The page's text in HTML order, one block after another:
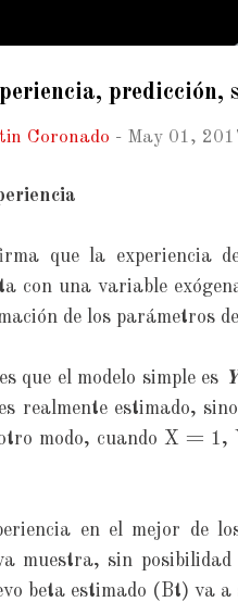
predicción,
Coronado - May 01,
que la experiencia
con una variable
de los parámetros
que el modelo simple es
realmente estimado,
otro modo, cuando X =
en el mejor de
muestra, sin
beta estimado (Bt) va